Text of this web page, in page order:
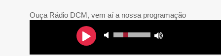
Ouça Rádio DCM, vem aí a nossa programação